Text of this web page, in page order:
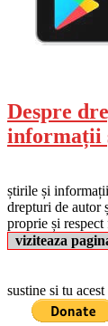
Despre
informații
știrile și
drepturi de autor
proprie și
viziteaza
sustine si tu